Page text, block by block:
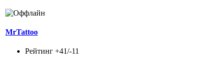
MrTattoo
Рейтинг +41/-11